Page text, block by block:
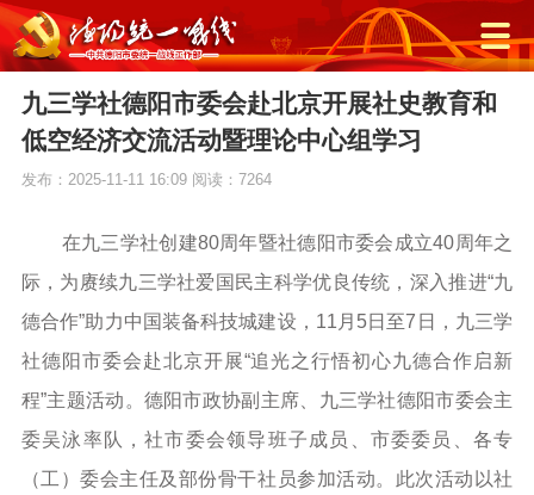
九三学社德阳市委会赴北京开展社史教育和
低空经济交流活动暨理论中心组学习
发布：2025-11-11 16:09 阅读：7264
在九三学社创建80周年暨社德阳市委会成立40周年之
际，为赓续九三学社爱国民主科学优良传统，深入推进“九
德合作”助力中国装备科技城建设，11月5日至7日，九三学
社德阳市委会赴北京开展“追光之行悟初心九德合作启新
程”主题活动。德阳市政协副主席、九三学社德阳市委会主
委吴泳率队，社市委会领导班子成员、市委委员、各专
（工）委会主任及部份骨干社员参加活动。此次活动以社